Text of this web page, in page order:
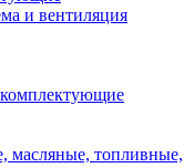
и вентиляция
масляные, топливные,